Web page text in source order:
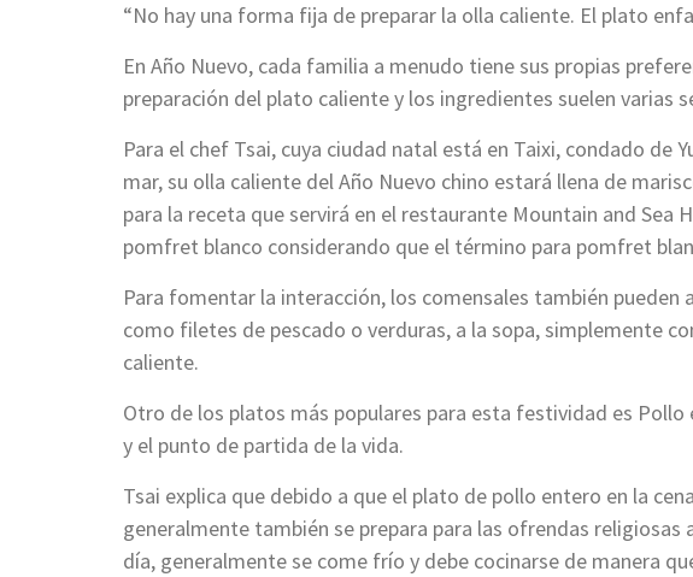
“No hay una forma fija de preparar la olla caliente. El plato
En Año Nuevo, cada familia a menudo tiene sus propias
preparación del plato caliente y los ingredientes suelen varias
Para el chef Tsai, cuya ciudad natal está en Taixi, condado de
mar, su olla caliente del Año Nuevo chino estará llena de
para la receta que servirá en el restaurante Mountain and Sea
pomfret blanco considerando que el término para pomfret
Para fomentar la interacción, los comensales también
como filetes de pescado o verduras, a la sopa, simplemente
caliente.
Otro de los platos más populares para esta festividad es
y el punto de partida de la vida.
Tsai explica que debido a que el plato de pollo entero en la
generalmente también se prepara para las ofrendas
día, generalmente se come frío y debe cocinarse de manera